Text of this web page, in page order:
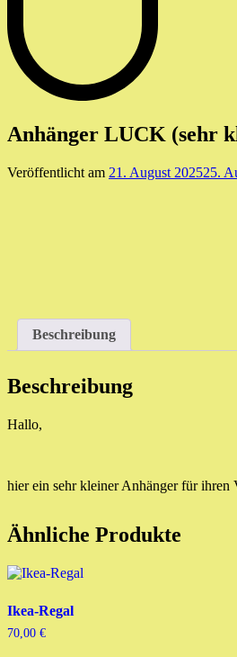
Anhänger LUCK (sehr
Veröffentlicht am 21. August 202525.
Beschreibung
Beschreibung
Hallo,
hier ein sehr kleiner Anhänger für
Ähnliche Produkte
Ikea-Regal
70,00 €